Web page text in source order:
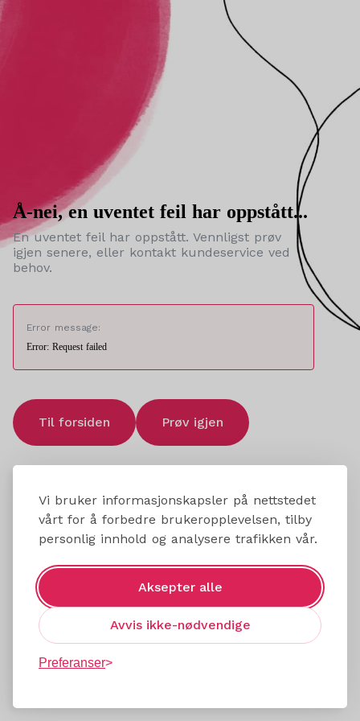
Vi bruker informasjonskapsler på nettstedet
vårt for å forbedre brukeropplevelsen, tilby
personlig innhold og analysere trafikken vår.
Aksepter alle
Avvis ikke-nødvendige
Preferanser
Å-nei, en uventet feil har oppstått...
En uventet feil har oppstått. Vennligst prøv
igjen senere, eller kontakt kundeservice ved
behov.
Error message:
Error: Request failed
Til forsiden Prøv igjen